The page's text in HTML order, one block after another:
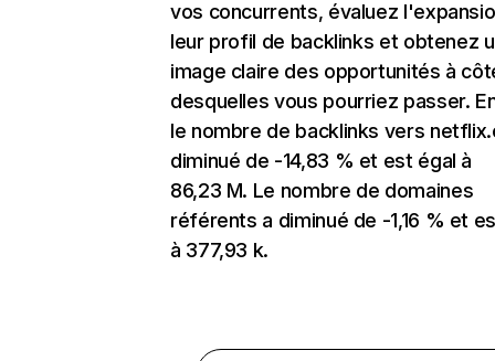
vos concurrents, évaluez
leur profil de backlinks et obtenez
image claire des opportunités à
desquelles vous pourriez passer.
le nombre de backlinks vers
diminué de -14,83 % et est égal à
86,23 M. Le nombre de domaines
référents a diminué de -1,16 % et
à 377,93 k.